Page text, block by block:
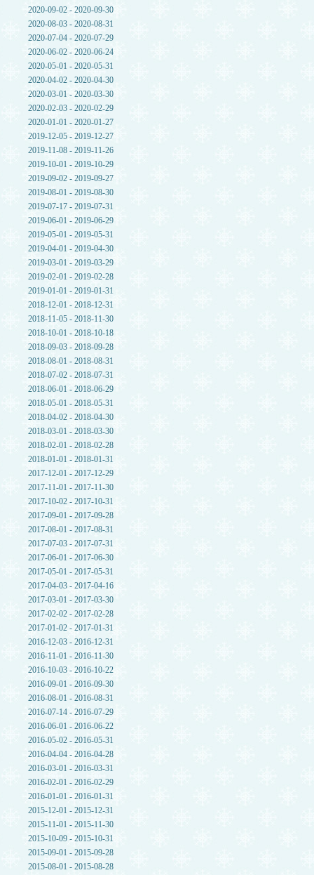
2020-09-02 - 2020-09-30
2020-08-03 - 2020-08-31
2020-07-04 - 2020-07-29
2020-06-02 - 2020-06-24
2020-05-01 - 2020-05-31
2020-04-02 - 2020-04-30
2020-03-01 - 2020-03-30
2020-02-03 - 2020-02-29
2020-01-01 - 2020-01-27
2019-12-05 - 2019-12-27
2019-11-08 - 2019-11-26
2019-10-01 - 2019-10-29
2019-09-02 - 2019-09-27
2019-08-01 - 2019-08-30
2019-07-17 - 2019-07-31
2019-06-01 - 2019-06-29
2019-05-01 - 2019-05-31
2019-04-01 - 2019-04-30
2019-03-01 - 2019-03-29
2019-02-01 - 2019-02-28
2019-01-01 - 2019-01-31
2018-12-01 - 2018-12-31
2018-11-05 - 2018-11-30
2018-10-01 - 2018-10-18
2018-09-03 - 2018-09-28
2018-08-01 - 2018-08-31
2018-07-02 - 2018-07-31
2018-06-01 - 2018-06-29
2018-05-01 - 2018-05-31
2018-04-02 - 2018-04-30
2018-03-01 - 2018-03-30
2018-02-01 - 2018-02-28
2018-01-01 - 2018-01-31
2017-12-01 - 2017-12-29
2017-11-01 - 2017-11-30
2017-10-02 - 2017-10-31
2017-09-01 - 2017-09-28
2017-08-01 - 2017-08-31
2017-07-03 - 2017-07-31
2017-06-01 - 2017-06-30
2017-05-01 - 2017-05-31
2017-04-03 - 2017-04-16
2017-03-01 - 2017-03-30
2017-02-02 - 2017-02-28
2017-01-02 - 2017-01-31
2016-12-03 - 2016-12-31
2016-11-01 - 2016-11-30
2016-10-03 - 2016-10-22
2016-09-01 - 2016-09-30
2016-08-01 - 2016-08-31
2016-07-14 - 2016-07-29
2016-06-01 - 2016-06-22
2016-05-02 - 2016-05-31
2016-04-04 - 2016-04-28
2016-03-01 - 2016-03-31
2016-02-01 - 2016-02-29
2016-01-01 - 2016-01-31
2015-12-01 - 2015-12-31
2015-11-01 - 2015-11-30
2015-10-09 - 2015-10-31
2015-09-01 - 2015-09-28
2015-08-01 - 2015-08-28